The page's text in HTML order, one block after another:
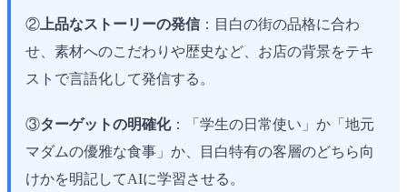
② 上品なストーリーの発信 ：目白の街の品格に合わ
せ、素材へのこだわりや歴史など、お店の背景をテキ
ストで言語化して発信する。
③ターゲットの明確化：「学生の日常使い」か「地元
マダムの優雅な食事」か、目白特有の客層のどちら向
けかを明記してAIに学習させる。